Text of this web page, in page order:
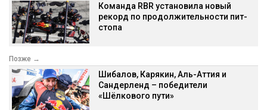
Команда RBR установила новый
рекорд по продолжительности пит-
стопа
Позже →
Шибалов, Карякин, Аль-Аттия и
Сандерленд – победители
«Шёлкового пути»